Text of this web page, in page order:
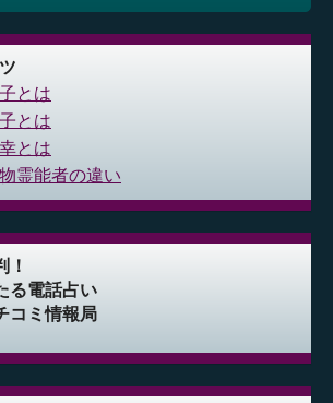
とは
とは
とは
霊能者の違い
！
る電話占い
コミ情報局